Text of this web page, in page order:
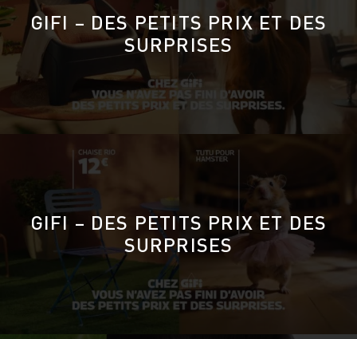
GIFI – DES PETITS PRIX ET DES
SURPRISES
GIFI – DES PETITS PRIX ET DES
SURPRISES